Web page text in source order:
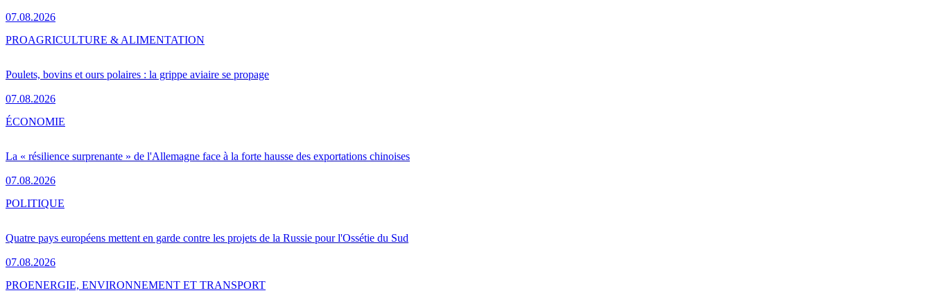
07.08.2026
Poulets, bovins et ours polaires : la grippe aviaire se propage
07.08.2026
PROAGRICULTURE & ALIMENTATION
La « résilience surprenante » de l'Allemagne face à la forte hausse des exportations chinoises
07.08.2026
ÉCONOMIE
Quatre pays européens mettent en garde contre les projets de la Russie pour l'Ossétie du Sud
07.08.2026
POLITIQUE
PROENERGIE, ENVIRONNEMENT ET TRANSPORT